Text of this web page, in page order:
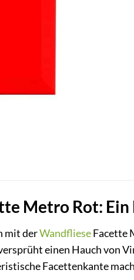
Metro Rot:
mit derWandflieseFacette
einen Hauch von
Facettenkante